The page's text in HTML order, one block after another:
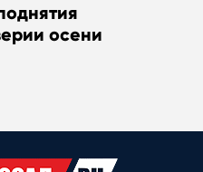
осени